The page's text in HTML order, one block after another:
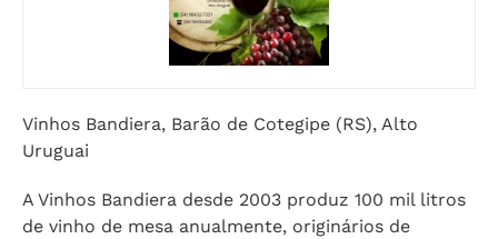
Vinhos Bandiera, Barão de Cotegipe (RS), Alto
Uruguai
A Vinhos Bandiera desde 2003 produz 100 mil litros
de vinho de mesa anualmente, originários de